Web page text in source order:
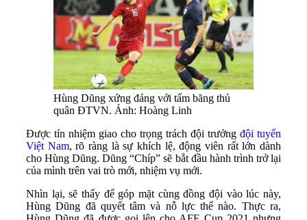
Hùng Dũng xứng đáng với tấm băng thủ
quân ĐTVN. Ảnh: Hoàng Linh
Được tín nhiệm giao cho trọng trách đội trưởng đội tuyển
Việt Nam, rõ ràng là sự khích lệ, động viên rất lớn dành
cho Hùng Dũng. Dũng “Chíp” sẽ bắt đầu hành trình trở lại
của mình trên vai trò mới, nhiệm vụ mới.
Nhìn lại, sẽ thấy để góp mặt cùng đồng đội vào lúc này,
Hùng Dũng đã quyết tâm và nỗ lực thế nào. Thực ra,